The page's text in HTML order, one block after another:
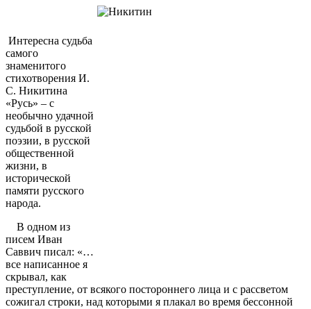
Интересна судьба
самого
знаменитого
стихотворения И.
С. Никитина
«Русь» – с
необычно удачной
судьбой в русской
поэзии, в русской
общественной
жизни, в
исторической
памяти русского
народа.
В одном из
писем Иван
Саввич писал: «…
все написанное я
скрывал, как
преступление, от всякого постороннего лица и с рассветом
сожигал строки, над которыми я плакал во время бессонной